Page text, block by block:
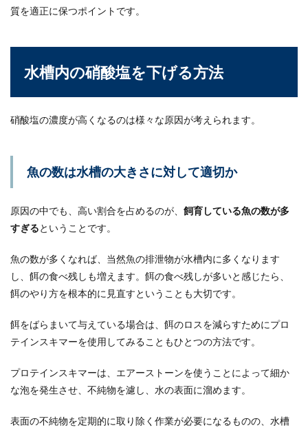
質を適正に保つポイントです。
水槽内の硝酸塩を下げる方法
硝酸塩の濃度が高くなるのは様々な原因が考えられます。
魚の数は水槽の大きさに対して適切か
原因の中でも、高い割合を占めるのが、 飼育している魚の数が多
すぎるということです。
魚の数が多くなれば、当然魚の排泄物が水槽内に多くなります
し、餌の食べ残しも増えます。餌の食べ残しが多いと感じたら、
餌のやり方を根本的に見直すということも大切です。
餌をばらまいて与えている場合は、餌のロスを減らすためにプロ
テインスキマーを使用してみることもひとつの方法です。
プロテインスキマーは、エアーストーンを使うことによって細か
な泡を発生させ、不純物を濾し、水の表面に溜めます。
表面の不純物を定期的に取り除く作業が必要になるものの、水槽